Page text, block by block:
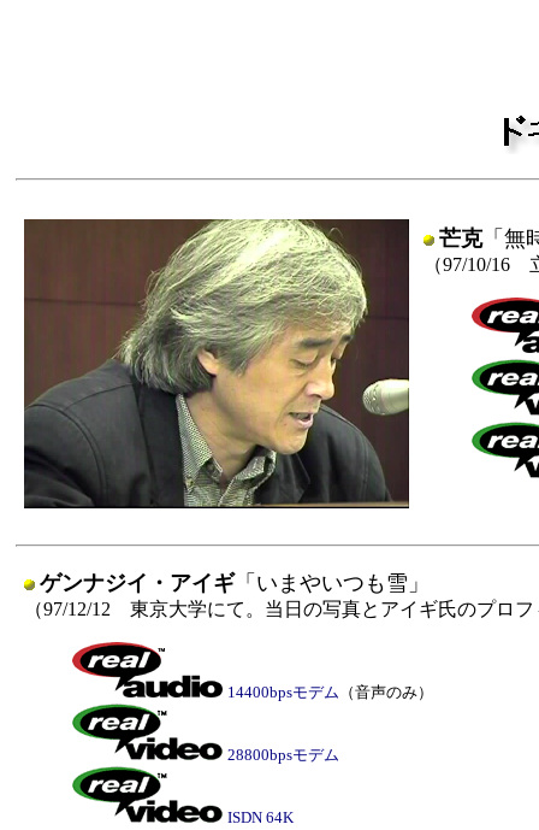
芒克「無
（97/10/16
ゲンナジイ・アイギ「いまやいつも雪」
（97/12/12 東京大学にて。当日の写真とアイギ氏のプロ
14400bpsモデム （音声のみ）
28800bpsモデム
ISDN 64K